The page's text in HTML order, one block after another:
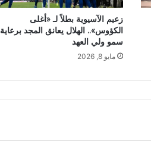
زعيم الآسيوية بطلاً لـ «أغلى
الكؤوس».. الهلال يعانق المجد برعاية
سمو ولي العهد
مايو 8, 2026